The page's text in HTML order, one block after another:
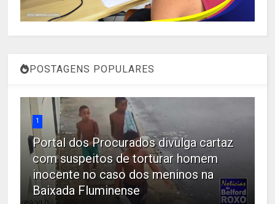
POSTAGENS POPULARES
1
Portal dos Procurados divulga cartaz
com suspeitos de torturar homem
inocente no caso dos meninos na
Baixada Fluminense